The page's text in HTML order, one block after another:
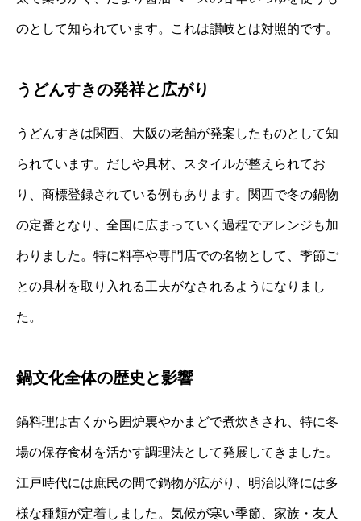
のとして知られています。これは讃岐とは対照的です。
うどんすきの発祥と広がり
うどんすきは関西、大阪の老舗が発案したものとして知
られています。だしや具材、スタイルが整えられてお
り、商標登録されている例もあります。関西で冬の鍋物
の定番となり、全国に広まっていく過程でアレンジも加
わりました。特に料亭や専門店での名物として、季節ご
との具材を取り入れる工夫がなされるようになりまし
た。
鍋文化全体の歴史と影響
鍋料理は古くから囲炉裏やかまどで煮炊きされ、特に冬
場の保存食材を活かす調理法として発展してきました。
江戸時代には庶民の間で鍋物が広がり、明治以降には多
様な種類が定着しました。気候が寒い季節、家族・友人